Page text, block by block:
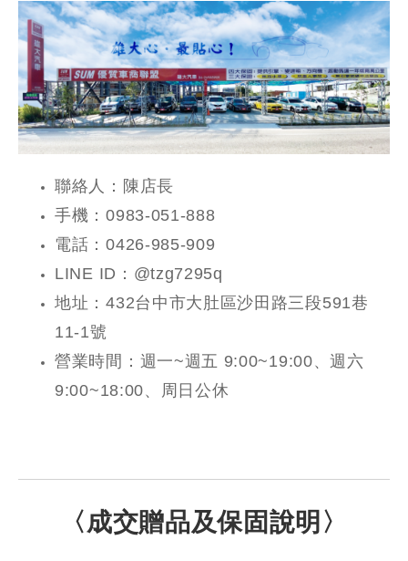
聯絡人：陳店長
手機：0983-051-888
電話：0426-985-909
LINE ID：@tzg7295q
地址：432台中市大肚區沙田路三段591巷
11-1號
營業時間：週一~週五 9:00~19:00、週六
9:00~18:00、周日公休
〈成交贈品及保固說明〉